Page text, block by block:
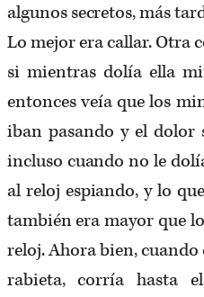
algunos secretos, más
Lo mejor era callar. Otra
si mientras dolía ella
entonces veía que los
iban pasando y el dolor
incluso cuando no le
al reloj espiando, y lo
también era mayor que
reloj. Ahora bien,
rabieta, corría hasta